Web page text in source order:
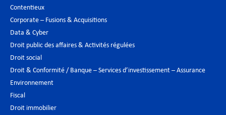
Contentieux
Corporate – Fusions & Acquisitions
Data & Cyber
Droit public des affaires & Activités régulées
Droit social
Droit & Conformité / Banque – Services d’investissement – Assurance
Environnement
Fiscal
Droit immobilier